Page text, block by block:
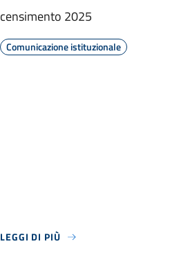
censimento 2025
Comunicazione istituzionale
LEGGI DI PIÙ